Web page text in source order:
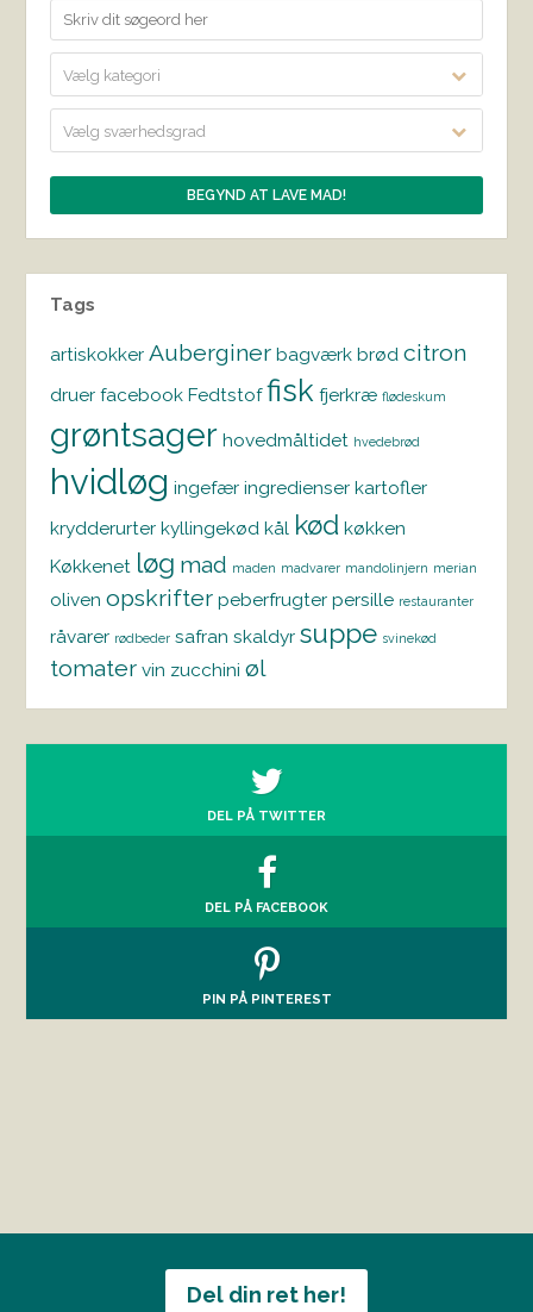
Vælg kategori
Vælg sværhedsgrad
Tags
artiskokker Auberginer bagværk brød citron
druer facebook Fedtstof fisk fjerkræ flødeskum
grøntsager hovedmåltidet hvedebrød
hvidløg ingefær ingredienser kartofler
krydderurter kyllingekød kål kød køkken
Køkkenet løg mad maden madvarer mandolinjern merian
oliven opskrifter peberfrugter persille restauranter
råvarer rødbeder safran skaldyr suppe svinekød
tomater vin zucchini øl
DEL PÅ TWITTER
DEL PÅ FACEBOOK
PIN PÅ PINTEREST
Del din ret her!